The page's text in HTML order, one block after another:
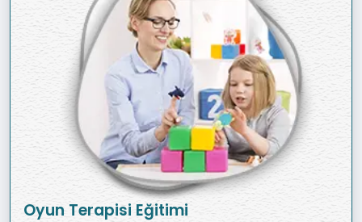
Oyun Terapisi Eğitimi